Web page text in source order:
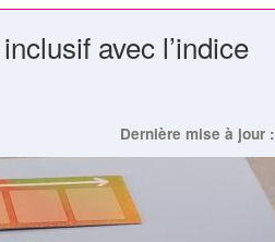
avec l’indice
Dernière mise à jour :